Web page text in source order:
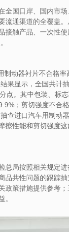
全国口岸、国内市
流通渠道的全覆盖
接触产品、一次性
制动器衬片不合格
果显示，全国共计
点。其中包装、标
；剪切强度不合
查进口汽车用制动
擦性能和剪切强度
总局按照相关规定
品共性问题的跟踪
政策措施提供参考
。